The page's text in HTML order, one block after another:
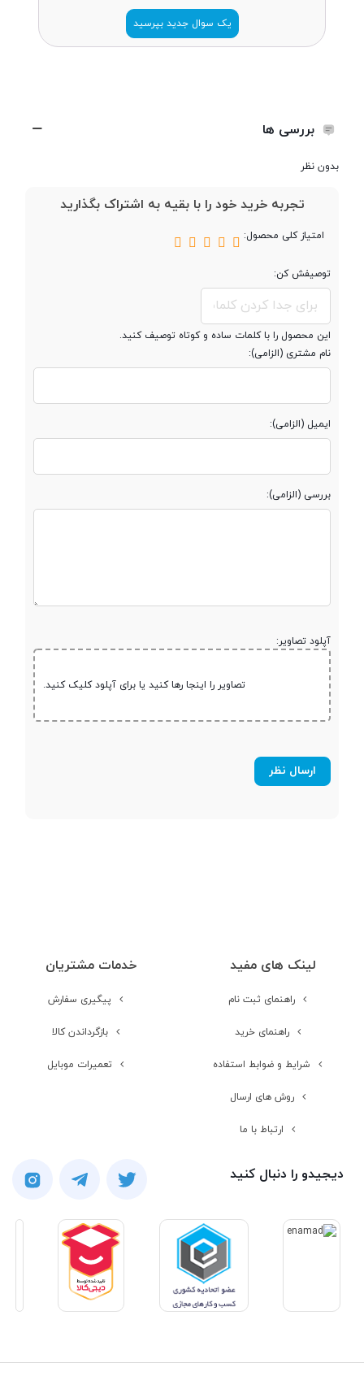
Core i7
فرکانس پردازنده 2.8GHz
حالت توربو
حافظه کش
(Cache)
12 مگابایت
مشخصات رم
نوع حافظه رم DDR4 3200MHz
مشخصات حافظه داخلی
نوع حافظه داخلی HDD + SSD
حافظه داخلی S.S.D
نمایش
نرخ تازه سازی
نمایش
صفحه نمایش مات
مشخصات کارت گرافیک
یک سوال جدید بپرسید
بررسی ها
بدون نظر
تجربه خرید خود را با بقیه به اشتراک بگذارید
امتیاز کلی محصول:
توصیفش کن:
این محصول را با کلمات ساده و کوتاه توصیف کنید.
نام مشتری (الزامی):
ایمیل (الزامی):
بررسی (الزامی):
آپلود تصاویر:
تصاویر را اینجا رها کنید یا برای آپلود کلیک کنید.
لینک های مفید
راهنمای ثبت نام
راهنمای خرید
شرایط و ضوابط استفاده
روش های ارسال
ارتباط با ما
خدمات مشتریان
پیگیری سفارش
بازگرداندن کالا
تعمیرات موبایل
دیجیدو را دنبال کنید